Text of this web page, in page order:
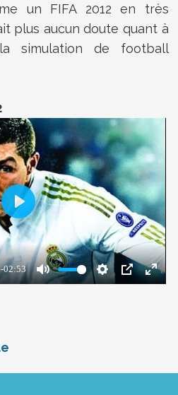
un FIFA 2012 en très
plus aucun doute quant à
simulation de football